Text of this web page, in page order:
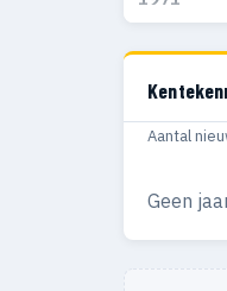
Aantal
Geen